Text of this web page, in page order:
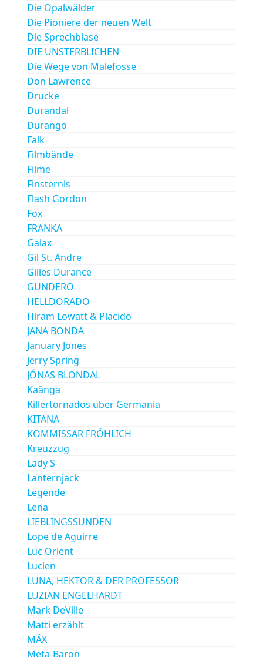
Die Opalwälder
Die Pioniere der neuen Welt
Die Sprechblase
DIE UNSTERBLICHEN
Die Wege von Malefosse
Don Lawrence
Drucke
Durandal
Durango
Falk
Filmbände
Filme
Finsternis
Flash Gordon
Fox
FRANKA
Galax
Gil St. Andre
Gilles Durance
GUNDERO
HELLDORADO
Hiram Lowatt & Placido
JANA BONDA
January Jones
Jerry Spring
JÓNAS BLONDAL
Kaänga
Killertornados über Germania
KITANA
KOMMISSAR FRÖHLICH
Kreuzzug
Lady S
Lanternjack
Legende
Lena
LIEBLINGSSÜNDEN
Lope de Aguirre
Luc Orient
Lucien
LUNA, HEKTOR & DER PROFESSOR
LUZIAN ENGELHARDT
Mark DeVille
Matti erzählt
MÄX
Meta-Baron